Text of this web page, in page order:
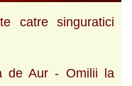
catre singuratici
de Aur - Omilii la